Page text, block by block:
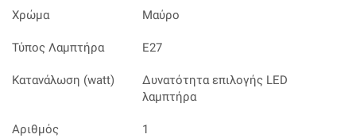
Χρώμα Μαύρο
Τύπος Λαμπτήρα E27
Κατανάλωση (watt)
Δυνατότητα επιλογής LED
λαμπτήρα
Αριθμός
1